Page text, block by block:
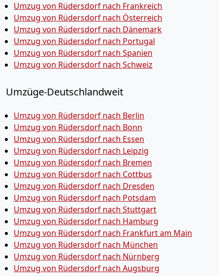
Umzug von Rüdersdorf nach Frankreich
Umzug von Rüdersdorf nach Österreich
Umzug von Rüdersdorf nach Dänemark
Umzug von Rüdersdorf nach Portugal
Umzug von Rüdersdorf nach Spanien
Umzug von Rüdersdorf nach Schweiz
Umzüge-Deutschlandweit
Umzug von Rüdersdorf nach Berlin
Umzug von Rüdersdorf nach Bonn
Umzug von Rüdersdorf nach Essen
Umzug von Rüdersdorf nach Leipzig
Umzug von Rüdersdorf nach Bremen
Umzug von Rüdersdorf nach Cottbus
Umzug von Rüdersdorf nach Dresden
Umzug von Rüdersdorf nach Potsdam
Umzug von Rüdersdorf nach Stuttgart
Umzug von Rüdersdorf nach Hamburg
Umzug von Rüdersdorf nach Frankfurt am Main
Umzug von Rüdersdorf nach München
Umzug von Rüdersdorf nach Nürnberg
Umzug von Rüdersdorf nach Augsburg